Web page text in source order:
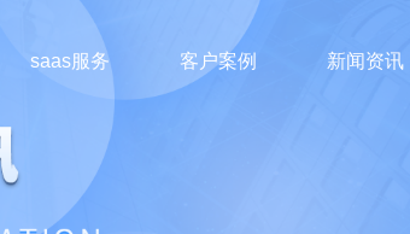
saas服务 客户案例 新闻资讯